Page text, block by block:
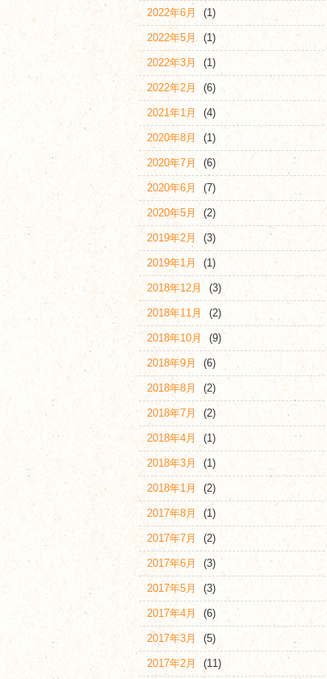
2022年6月 (1)
2022年5月 (1)
2022年3月 (1)
2022年2月 (6)
2021年1月 (4)
2020年8月 (1)
2020年7月 (6)
2020年6月 (7)
2020年5月 (2)
2019年2月 (3)
2019年1月 (1)
2018年12月 (3)
2018年11月 (2)
2018年10月 (9)
2018年9月 (6)
2018年8月 (2)
2018年7月 (2)
2018年4月 (1)
2018年3月 (1)
2018年1月 (2)
2017年8月 (1)
2017年7月 (2)
2017年6月 (3)
2017年5月 (3)
2017年4月 (6)
2017年3月 (5)
2017年2月 (11)